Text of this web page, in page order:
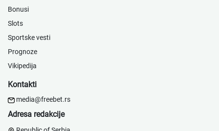
Bonusi
Slots
Sportske vesti
Prognoze
Vikipedija
Kontakti
media@freebet.rs
Adresa redakcije